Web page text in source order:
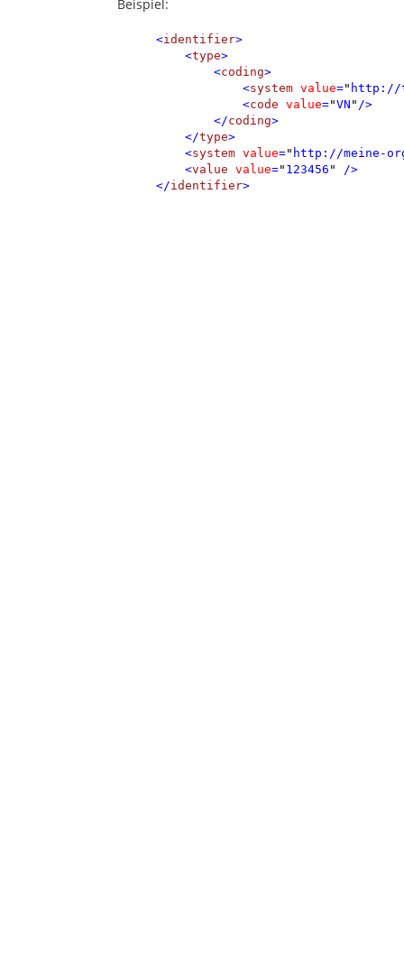
Beispiel:
<identifier>
<type>
<coding>
<system value=" http://
<code value="VN " />
</coding>
</type>
<system value=" http://meine-
<value value=" 123456 "
/>
</identifier>